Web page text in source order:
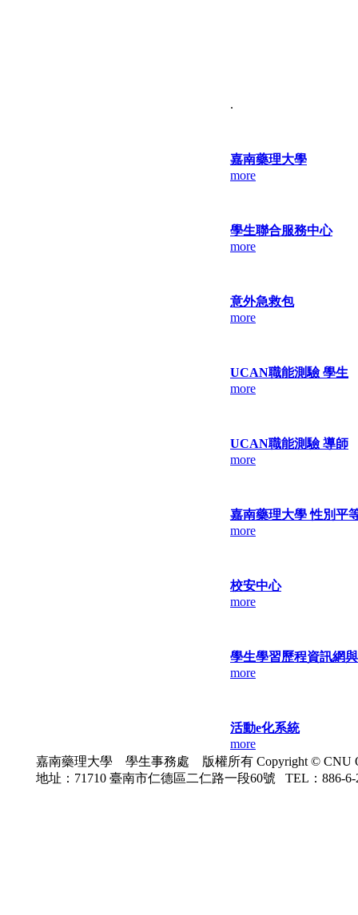
.
嘉南藥理大學
more
學生聯合服務中心
more
意外急救包
more
UCAN職能測驗 學生
more
UCAN職能測驗 導師
more
嘉南藥理大學 性別平
more
校安中心
more
學生學習歷程資訊網
more
活動e化系統
more
嘉南藥理大學 學生事務處 版權所有 Copyright © CNU
地址：71710 臺南市仁德區二仁路一段60號 TEL：886-